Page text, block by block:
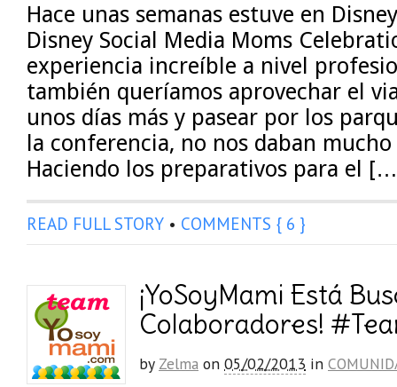
Hace unas semanas estuve en
Disney Social Media Moms
experiencia increíble a nivel
también queríamos aprovechar el
unos días más y pasear por los
la conferencia, no nos daban
Haciendo los preparativos para el
READ FULL STORY • COMMENTS { 6 }
¡YoSoyMami Está
Colaboradores!
by Zelma on 05/02/2013 in